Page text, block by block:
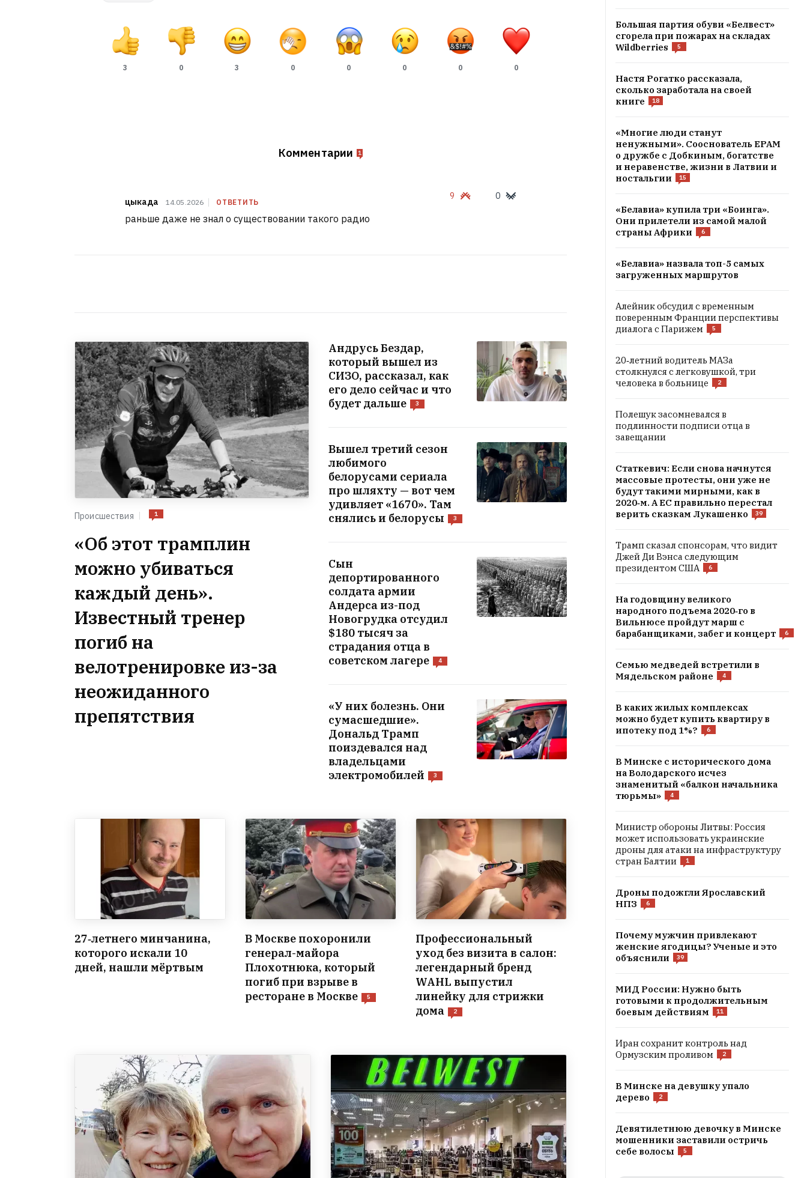
3 0 3 0 0 0 0 0
Комментарии 1
цыкада 14.05.2026 ОТВЕТИТЬ
9 0
раньше даже не знал о существовании такого радио
Происшествия 1
«Об этот трамплин
можно убиваться
каждый день».
Известный тренер
погиб на
велотренировке из-за
неожиданного
препятствия
Андрусь Бездар,
который вышел из
СИЗО, рассказал, как
его дело сейчас и что
будет дальше
3
Вышел третий сезон
любимого
белорусами сериала
про шляхту — вот чем
удивляет «1670». Там
снялись и белорусы
3
Сын
депортированного
солдата армии
Андерса из-под
Новогрудка отсудил
$180 тысяч за
страдания отца в
советском лагере
4
«У них болезнь. Они
сумасшедшие».
Дональд Трамп
поиздевался над
владельцами
электромобилей
3
27‑летнего минчанина,
которого искали 10
дней, нашли мёртвым
В Москве похоронили
генерал-майора
Плохотнюка, который
погиб при взрыве в
ресторане в Москве
5
Профессиональный
уход без визита в салон:
легендарный бренд
WAHL выпустил
линейку для стрижки
дома
2
Большая партия обуви «Белвест»
сгорела при пожарах на складах
Wildberries
5
Настя Рогатко рассказала,
сколько заработала на своей
книге
18
«Многие люди станут
ненужными». Сооснователь EPAM
о дружбе с Добкиным, богатстве
и неравенстве, жизни в Латвии и
ностальгии
15
«Белавиа» купила три «Боинга».
Они прилетели из самой малой
страны Африки
6
«Белавиа» назвала топ-5 самых
загруженных маршрутов
Алейник обсудил с временным
поверенным Франции перспективы
диалога с Парижем
5
20‑летний водитель МАЗа
столкнулся с легковушкой, три
человека в больнице
2
Полешук засомневался в
подлинности подписи отца в
завещании
Статкевич: Если снова начнутся
массовые протесты, они уже не
будут такими мирными, как в
2020‑м. А ЕС правильно перестал
верить сказкам Лукашенко
39
Трамп сказал спонсорам, что видит
Джей Ди Вэнса следующим
президентом США
6
На годовщину великого
народного подъема 2020‑го в
Вильнюсе пройдут марш с
барабанщиками, забег и концерт
6
Семью медведей встретили в
Мядельском районе
4
В каких жилых комплексах
можно будет купить квартиру в
ипотеку под 1%?
6
В Минске с исторического дома
на Володaрского исчез
знаменитый «балкон начальника
тюрьмы»
4
Министр обороны Литвы: Россия
может использовать украинские
дроны для атаки на инфраструктуру
стран Балтии
1
Дроны подожгли Ярославский
НПЗ
6
Почему мужчин привлекают
женские ягодицы? Ученые и это
объяснили
39
МИД России: Нужно быть
готовыми к продолжительным
боевым действиям
11
Иран сохранит контроль над
Ормузским проливом
2
В Минске на девушку упало
дерево
2
Девятилетнюю девочку в Минске
мошенники заставили остричь
себе волосы
5